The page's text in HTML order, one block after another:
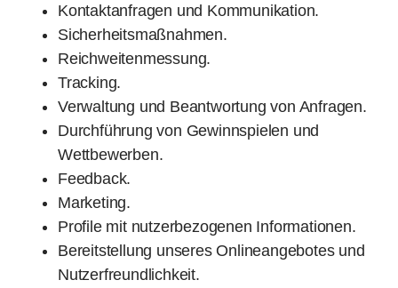
Kontaktanfragen und Kommunikation.
Sicherheitsmaßnahmen.
Reichweitenmessung.
Tracking.
Verwaltung und Beantwortung von Anfragen.
Durchführung von Gewinnspielen und
Wettbewerben.
Feedback.
Marketing.
Profile mit nutzerbezogenen Informationen.
Bereitstellung unseres Onlineangebotes und
Nutzerfreundlichkeit.